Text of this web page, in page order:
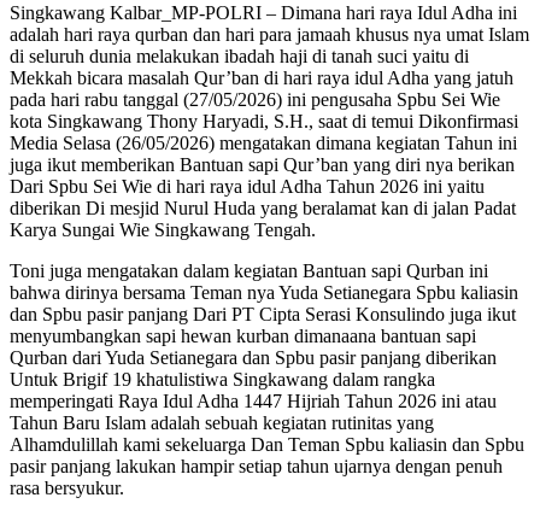
Singkawang Kalbar_MP-POLRI – Dimana hari raya Idul Adha ini
adalah hari raya qurban dan hari para jamaah khusus nya umat Islam
di seluruh dunia melakukan ibadah haji di tanah suci yaitu di
Mekkah bicara masalah Qur’ban di hari raya idul Adha yang jatuh
pada hari rabu tanggal (27/05/2026) ini pengusaha Spbu Sei Wie
kota Singkawang Thony Haryadi, S.H., saat di temui Dikonfirmasi
Media Selasa (26/05/2026) mengatakan dimana kegiatan Tahun ini
juga ikut memberikan Bantuan sapi Qur’ban yang diri nya berikan
Dari Spbu Sei Wie di hari raya idul Adha Tahun 2026 ini yaitu
diberikan Di mesjid Nurul Huda yang beralamat kan di jalan Padat
Karya Sungai Wie Singkawang Tengah.
Toni juga mengatakan dalam kegiatan Bantuan sapi Qurban ini
bahwa dirinya bersama Teman nya Yuda Setianegara Spbu kaliasin
dan Spbu pasir panjang Dari PT Cipta Serasi Konsulindo juga ikut
menyumbangkan sapi hewan kurban dimanaana bantuan sapi
Qurban dari Yuda Setianegara dan Spbu pasir panjang diberikan
Untuk Brigif 19 khatulistiwa Singkawang dalam rangka
memperingati Raya Idul Adha 1447 Hijriah Tahun 2026 ini atau
Tahun Baru Islam adalah sebuah kegiatan rutinitas yang
Alhamdulillah kami sekeluarga Dan Teman Spbu kaliasin dan Spbu
pasir panjang lakukan hampir setiap tahun ujarnya dengan penuh
rasa bersyukur.